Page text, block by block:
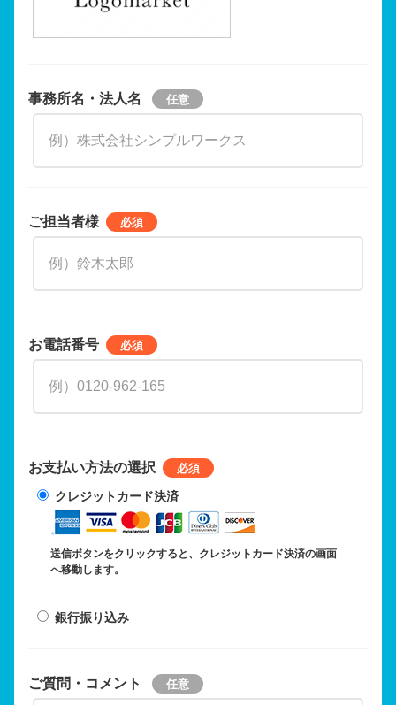
事務所名・法人名
ご担当者様
お電話番号
お支払い方法の選択
クレジットカード決済
送信ボタンをクリックすると、クレジットカード決済の画面
へ移動します。
銀行振り込み
ご質問・コメント